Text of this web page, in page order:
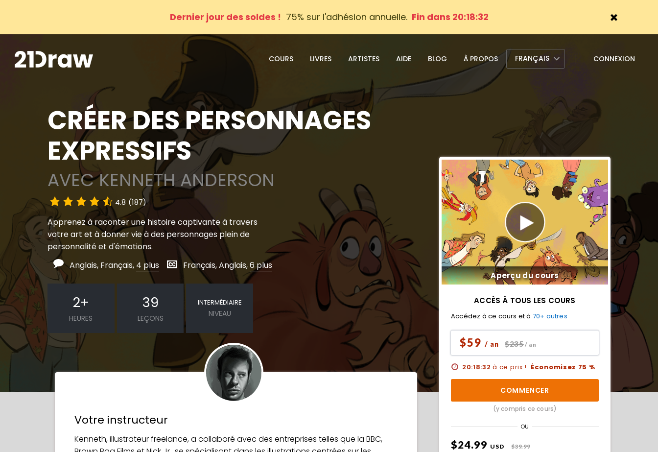
Dernier jour des soldes ! 75% sur l'adhésion annuelle. Fin dans 20:18:31
COURS LIVRES ARTISTES AIDE BLOG À PROPOS FRANÇAIS CONNEXION
CRÉER DES PERSONNAGES
EXPRESSIFS
AVEC KENNETH ANDERSON
4.8 (187)
Apprenez à raconter une histoire captivante à travers
votre art et à donner vie à des personnages plein de
personnalité et d'émotions.
Anglais, Français, 4 plus Français, Anglais,6 plus
2+
HEURES
39
LEÇONS
INTERMÉDIAIRE
NIVEAU
Votre instructeur
Kenneth, illustrateur freelance, a collaboré avec des entreprises telles que la BBC,
Aperçu du cours
ACCÈS À TOUS LES COURS
Accédez à ce cours et à 70+ autres
$59 / an $235/ an
20:18:31 à ce prix ! Économisez 75 %
COMMENCER
(y compris ce cours)
OU
$24.99 USD $39.99